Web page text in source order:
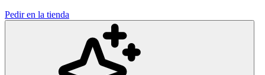
Pedir en la tienda